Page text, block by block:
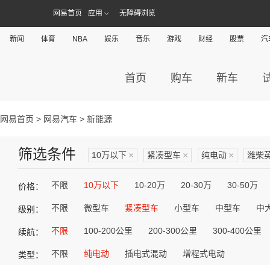
网易首页 应用 无障碍浏览
新闻 体育 NBA 娱乐 音乐 游戏 财经 股票 汽
首页 购车 新车
网易首页 > 网易汽车 > 新能源
筛选条件 10万以下 × 紧凑型车 × 纯电动 × 潍柴
价格： 不限 10万以下 10-20万 20-30万 30-50万
级别： 不限 微型车 紧凑型车 小型车 中型车 中
续航： 不限 100-200公里 200-300公里 300-400公里
类型： 不限 纯电动 插电式混动 增程式电动